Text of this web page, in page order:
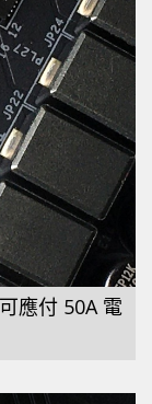
應付 50A 電